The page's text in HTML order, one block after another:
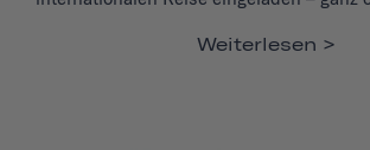
Weiterlesen